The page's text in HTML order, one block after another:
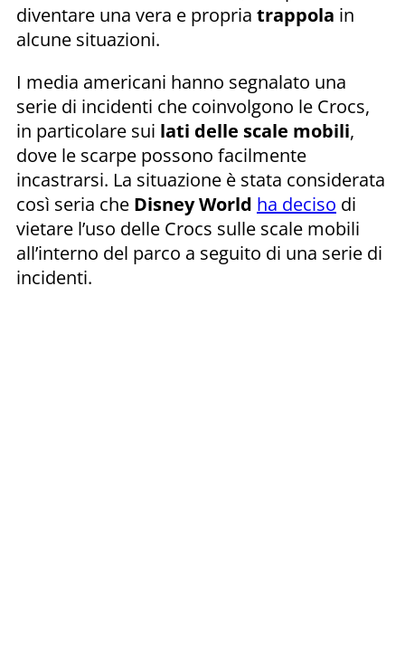
diventare una vera e propria trappola in
alcune situazioni.
I media americani hanno segnalato una
serie di incidenti che coinvolgono le Crocs,
in particolare sui lati delle scale mobili,
dove le scarpe possono facilmente
incastrarsi. La situazione è stata considerata
così seria che Disney World ha deciso di
vietare l’uso delle Crocs sulle scale mobili
all’interno del parco a seguito di una serie di
incidenti.